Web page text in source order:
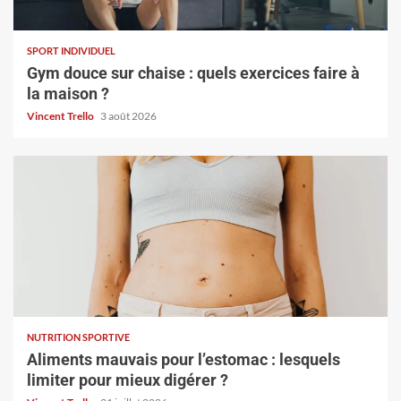
SPORT INDIVIDUEL
Gym douce sur chaise : quels exercices faire à
la maison ?
Vincent Trello 3 août 2026
NUTRITION SPORTIVE
Aliments mauvais pour l’estomac : lesquels
limiter pour mieux digérer ?